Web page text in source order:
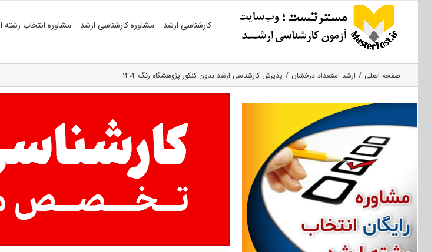
کارشناسی ارشد مشاوره کارشناسی ارشد مشاوره انتخاب رشته
صفحه اصلی ارشد استعداد درخشان پذیرش کارشناسی ارشد بدون کنکور پژوهشگاه رنگ ۱۴۰۴